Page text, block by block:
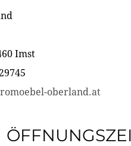
Imst
oberland.at